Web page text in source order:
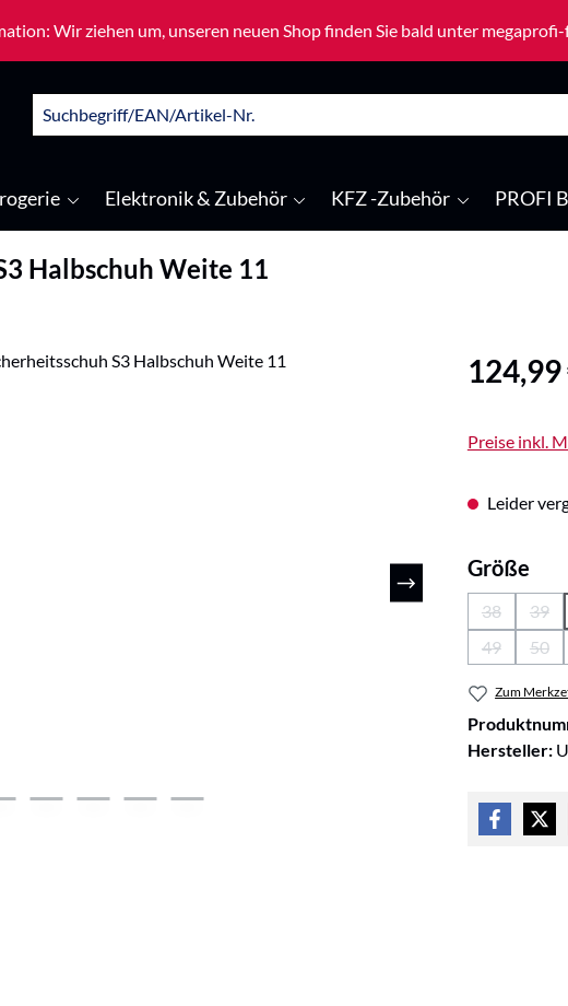
Wir ziehen um, unseren neuen Shop finden Sie bald unter
Elektronik & Zubehör KFZ -Zubehör PROFI
Halbschuh Weite 11
Regulärer
124,99
Preise inkl.
Leider
Größe
38
(Diese
39
49
(Diese
50
Zum
Hersteller: